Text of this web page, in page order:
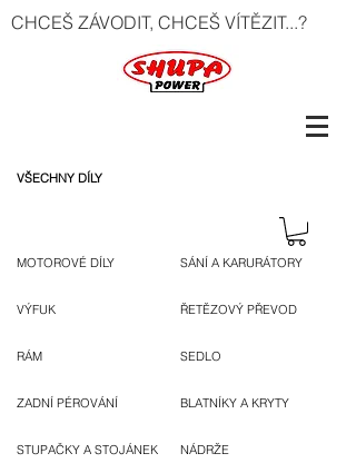
CHCEŠ ZÁVODIT, CHCEŠ VÍTĚZIT...?
VŠECHNY DÍLY
MOTOROVÉ DÍLY
VÝFUK
RÁM
ZADNÍ PÉROVÁNÍ
STUPAČKY A STOJÁNEK
SÁNÍ A KARURÁTORY
ŘETĚZOVÝ PŘEVOD
SEDLO
BLATNÍKY A KRYTY
NÁDRŽE